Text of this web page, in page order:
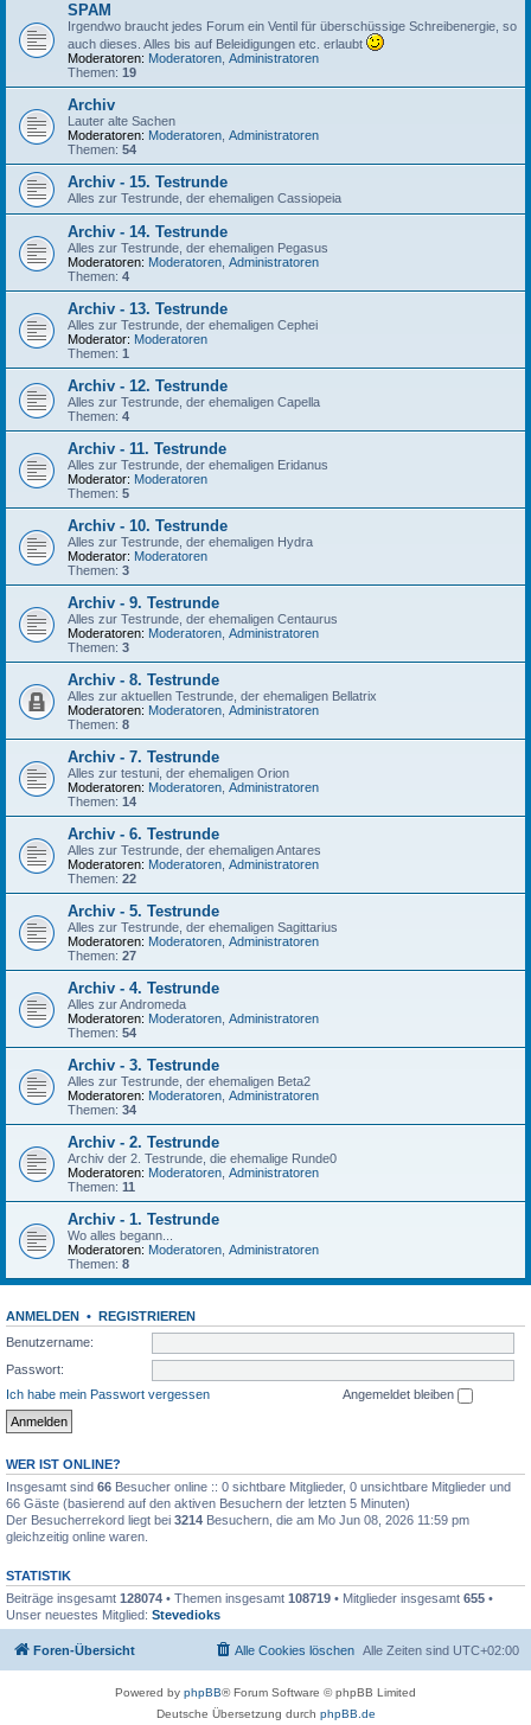
SPAM
Irgendwo braucht jedes Forum ein Ventil für überschüssige Schreibenergie, so
auch dieses. Alles bis auf Beleidigungen etc. erlaubt
Moderatoren: Moderatoren Administratoren
Themen: 19
Archiv
Lauter alte Sachen
Moderatoren: Moderatoren Administratoren
Themen: 54
Archiv - 15. Testrunde
Alles zur Testrunde, der ehemaligen Cassiopeia
Archiv - 14. Testrunde
Alles zur Testrunde, der ehemaligen Pegasus
Moderatoren: Moderatoren Administratoren
Themen: 4
Archiv - 13. Testrunde
Alles zur Testrunde, der ehemaligen Cephei
Moderator: Moderatoren
Themen: 1
Archiv - 12. Testrunde
Alles zur Testrunde, der ehemaligen Capella
Themen: 4
Archiv - 11. Testrunde
Alles zur Testrunde, der ehemaligen Eridanus
Moderator: Moderatoren
Themen: 5
Archiv - 10. Testrunde
Alles zur Testrunde, der ehemaligen Hydra
Moderator: Moderatoren
Themen: 3
Archiv - 9. Testrunde
Alles zur Testrunde, der ehemaligen Centaurus
Moderatoren: Moderatoren Administratoren
Themen: 3
Archiv - 8. Testrunde
Alles zur aktuellen Testrunde, der ehemaligen Bellatrix
Moderatoren: Moderatoren Administratoren
Themen: 8
Archiv - 7. Testrunde
Alles zur testuni, der ehemaligen Orion
Moderatoren: Moderatoren Administratoren
Themen: 14
Archiv - 6. Testrunde
Alles zur Testrunde, der ehemaligen Antares
Moderatoren: Moderatoren Administratoren
Themen: 22
Archiv - 5. Testrunde
Alles zur Testrunde, der ehemaligen Sagittarius
Moderatoren: Moderatoren Administratoren
Themen: 27
Archiv - 4. Testrunde
Alles zur Andromeda
Moderatoren: Moderatoren Administratoren
Themen: 54
Archiv - 3. Testrunde
Alles zur Testrunde, der ehemaligen Beta2
Moderatoren: Moderatoren Administratoren
Themen: 34
Archiv - 2. Testrunde
Archiv der 2. Testrunde, die ehemalige Runde0
Moderatoren: Moderatoren Administratoren
Themen: 11
Archiv - 1. Testrunde
Wo alles begann...
Moderatoren: Moderatoren Administratoren
Themen: 8
ANMELDEN • REGISTRIEREN
Benutzername:
Passwort:
Ich habe mein Passwort vergessen
Angemeldet bleiben
WER IST ONLINE?
Insgesamt sind 66 Besucher online :: 0 sichtbare Mitglieder, 0 unsichtbare Mitglieder und
66 Gäste (basierend auf den aktiven Besuchern der letzten 5 Minuten)
Der Besucherrekord liegt bei 3214 Besuchern, die am Mo Jun 08, 2026 11:59 pm
gleichzeitig online waren.
STATISTIK
Beiträge insgesamt 128074 • Themen insgesamt 108719 • Mitglieder insgesamt 655 •
Unser neuestes Mitglied: Stevedioks
Foren-Übersicht Alle Zeiten sind UTC+02:00
Alle Cookies löschen
Powered by phpBB® Forum Software © phpBB Limited
Deutsche Übersetzung durch phpBB.de